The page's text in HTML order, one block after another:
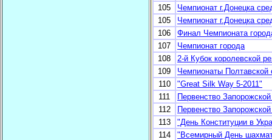
105
Чемпионат г.Донецка
105
Чемпионат г.Донецка
106
Финал Чемпионата
107
Чемпионат города
108
2-й Кубок королевской
109
Чемпионаты Полтавской
110
"Great Silk Way 5-2011"
111
Первенство
112
Первенство
113
"День Конституции в
114
"Всемирный День